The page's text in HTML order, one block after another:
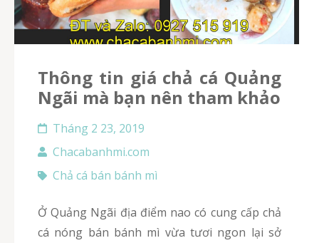
Thông tin giá chả cá Quảng
Ngãi mà bạn nên tham khảo
Tháng 2 23, 2019
Chacabanhmi.com
Chả cá bán bánh mì
Ở Quảng Ngãi địa điểm nao có cung cấp chả
cá nóng bán bánh mì vừa tươi ngon lại sở